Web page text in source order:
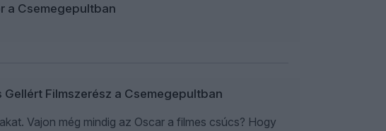
a Csemegepultban
Filmszerész a Csemegepultban
Vajon még mindig az Oscar a filmes csúcs? Hogy